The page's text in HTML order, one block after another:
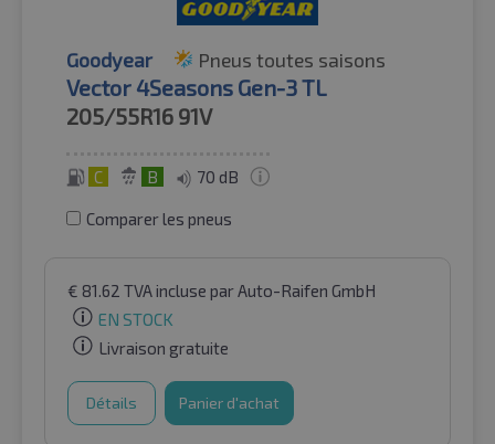
Goodyear Pneus toutes saisons
Vector 4Seasons Gen-3 TL
205/55R16 91V
C B 70 dB
Comparer les pneus
€ 81.62 TVA incluse par Auto-Raifen GmbH
EN STOCK
Livraison gratuite
Détails Panier d'achat